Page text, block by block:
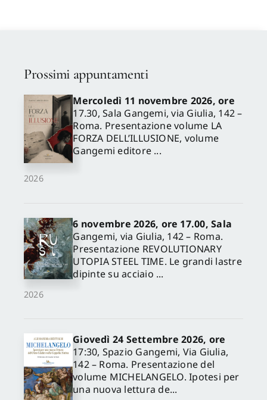
Prossimi appuntamenti
2026
Mercoledì 11 novembre 2026, ore
17.30, Sala Gangemi, via Giulia, 142 –
Roma. Presentazione volume LA
FORZA DELL’ILLUSIONE, volume
Gangemi editore ...
2026
6 novembre 2026, ore 17.00, Sala
Gangemi, via Giulia, 142 – Roma.
Presentazione REVOLUTIONARY
UTOPIA STEEL TIME. Le grandi lastre
dipinte su acciaio ...
Giovedì 24 Settembre 2026, ore
17:30, Spazio Gangemi, Via Giulia,
142 – Roma. Presentazione del
volume MICHELANGELO. Ipotesi per
una nuova lettura de...